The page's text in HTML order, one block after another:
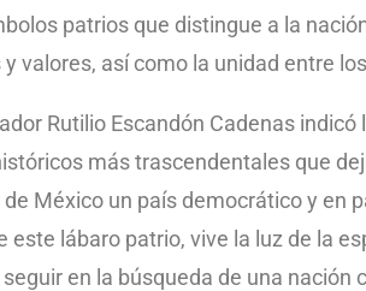
patrios que distingue a la
y valores, así como la unidad entre
Rutilio Escandón Cadenas
más trascendentales que
de México un país democrático y en
este lábaro patrio, vive la luz de la
en la búsqueda de una nación